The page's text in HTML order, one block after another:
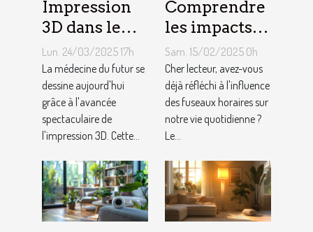
Impression
3D dans le
secteur
médical
progrès et
futurs usages
Lun. 24/03/2025 17h
La médecine du futur se
dessine aujourd'hui
grâce à l'avancée
spectaculaire de
l'impression 3D. Cette...
Comprendre
les impacts
du fuseau
horaire
atlantique
sur le
quotidien
Sam. 15/02/2025 0h
Cher lecteur, avez-vous
déjà réfléchi à l'influence
des fuseaux horaires sur
notre vie quotidienne ?
Le...